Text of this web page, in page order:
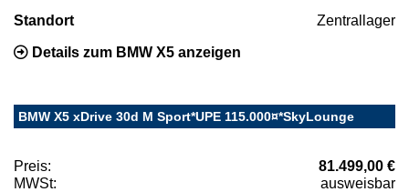
Standort Zentrallager
Details zum BMW X5 anzeigen
BMW X5 xDrive 30d M Sport*UPE 115.000¤*SkyLounge
Preis:
81.499,00 €
MWSt:
ausweisbar